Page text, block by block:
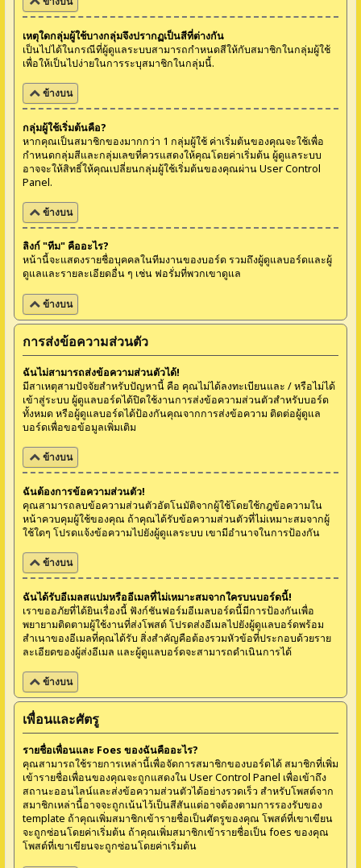
เหตุใดกลุ่มผู้ใช้บางกลุ่มจึงปรากฏเป็นสีที่ต่างกัน
เป็นไปได้ในกรณีที่ผู้ดูแลระบบสามารถกำหนดสีให้กับสมาชิกในกลุ่มผู้ใช้
เพื่อให้เป็นไปง่ายในการระบุสมาชิกในกลุ่มนี้.
ข้างบน
กลุ่มผู้ใช้เริ่มต้นคือ?
หากคุณเป็นสมาชิกของมากกว่า 1 กลุ่มผู้ใช้ ค่าเริ่มต้นของคุณจะใช้เพื่อ
กำหนดกลุ่มสีและกลุ่มเลขที่ควรแสดงให้คุณโดยค่าเริ่มต้น ผู้ดูแลระบบ
อาจจะให้สิทธิ์ให้คุณเปลี่ยนกลุ่มผู้ใช้เริ่มต้นของคุณผ่าน User Control
Panel.
ข้างบน
ลิงก์ "ทีม" คืออะไร?
หน้านี้จะแสดงรายชื่อบุคคลในทีมงานของบอร์ด รวมถึงผู้ดูแลบอร์ดและผู้
ดูแลและรายละเอียดอื่น ๆ เช่น ฟอรั่มที่พวกเขาดูแล
ข้างบน
การส่งข้อความส่วนตัว
ฉันไม่สามารถส่งข้อความส่วนตัวได้!
มีสาเหตุสามปัจจัยสำหรับปัญหานี้ คือ คุณไม่ได้ลงทะเบียนและ / หรือไม่ได้
เข้าสู่ระบบ ผู้ดูแลบอร์ดได้ปิดใช้งานการส่งข้อความส่วนตัวสำหรับบอร์ด
ทั้งหมด หรือผู้ดูแลบอร์ดได้ป้องกันคุณจากการส่งข้อความ ติดต่อผู้ดูแล
บอร์ดเพื่อขอข้อมูลเพิ่มเติม
ข้างบน
ฉันต้องการข้อความส่วนตัว!
คุณสามารถลบข้อความส่วนตัวอัตโนมัติจากผู้ใช้โดยใช้กฎข้อความใน
หน้าควบคุมผู้ใช้ของคุณ ถ้าคุณได้รับข้อความส่วนตัวที่ไม่เหมาะสมจากผู้
ใช้ใดๆ โปรดแจ้งข้อความไปยังผู้ดูแลระบบ เขามีอำนาจในการป้องกัน
ข้างบน
ฉันได้รับอีเมลสแปมหรืออีเมลที่ไม่เหมาะสมจากใครบนบอร์ดนี้!
เราขออภัยที่ได้ยินเรื่องนี้ ฟังก์ชันฟอร์มอีเมลบอร์ดนี้มีการป้องกันเพื่อ
พยายามติดตามผู้ใช้งานที่ส่งโพสต์ โปรดส่งอีเมลไปยังผู้ดูแลบอร์ดพร้อม
สำเนาของอีเมลที่คุณได้รับ สิ่งสำคัญคือต้องรวมหัวข้อที่ประกอบด้วยราย
ละเอียดของผู้ส่งอีเมล และผู้ดูแลบอร์ดจะสามารถดำเนินการได้
ข้างบน
เพื่อนและศัตรู
รายชื่อเพื่อนและ Foes ของฉันคืออะไร?
คุณสามารถใช้รายการเหล่านี้เพื่อจัดการสมาชิกของบอร์ดได้ สมาชิกที่เพิ่ม
เข้ารายชื่อเพื่อนของคุณจะถูกแสดงใน User Control Panel เพื่อเข้าถึง
สถานะออนไลน์และส่งข้อความส่วนตัวได้อย่างรวดเร็ว สำหรับโพสต์จาก
สมาชิกเหล่านี้อาจจะถูกเน้นไว้เป็นสีสันแต่อาจต้องตามการรองรับของ
template ถ้าคุณเพิ่มสมาชิกเข้ารายชื่อเป็นศัตรูของคุณ โพสต์ที่เขาเขียน
จะถูกซ่อนโดยค่าเริ่มต้น ถ้าคุณเพิ่มสมาชิกเข้ารายชื่อเป็น foes ของคุณ
โพสต์ที่เขาเขียนจะถูกซ่อนโดยค่าเริ่มต้น